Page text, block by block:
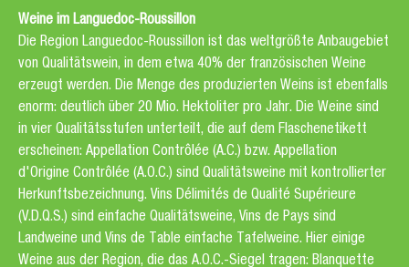
Weine im Languedoc-Roussillon
Die Region Languedoc-Roussillon ist das weltgrößte Anbaugebiet
von Qualitätswein, in dem etwa 40% der französischen Weine
erzeugt werden. Die Menge des produzierten Weins ist ebenfalls
enorm: deutlich über 20 Mio. Hektoliter pro Jahr. Die Weine sind
in vier Qualitätsstufen unterteilt, die auf dem Flaschenetikett
erscheinen: Appellation Contrôlée (A.C.) bzw. Appellation
d'Origine Contrôlée (A.O.C.) sind Qualitätsweine mit kontrollierter
Herkunftsbezeichnung. Vins Délimités de Qualité Supérieure
(V.D.Q.S.) sind einfache Qualitätsweine, Vins de Pays sind
Landweine und Vins de Table einfache Tafelweine. Hier einige
Weine aus der Region, die das A.O.C.-Siegel tragen: Blanquette